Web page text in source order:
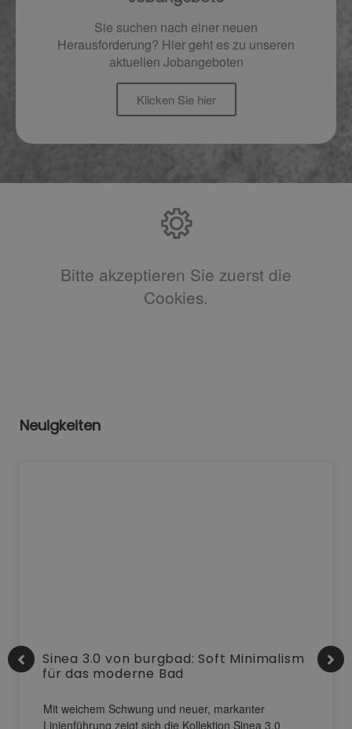
Sie suchen nach einer neuen
Herausforderung? Hier geht es zu unseren
aktuellen Jobangeboten
Klicken Sie hier
Bitte akzeptieren Sie zuerst die
Cookies.
Neuigkeiten
Sinea 3.0 von burgbad: Soft Minimalism
für das moderne Bad
Mit weichem Schwung und neuer, markanter
Linienführung zeigt sich die Kollektion Sinea 3.0